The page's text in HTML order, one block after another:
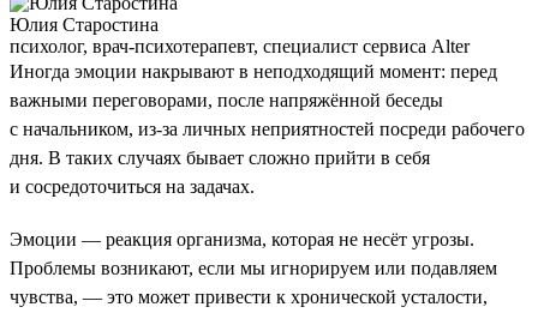
Юлия Старостина
психолог, врач-психотерапевт, специалист сервиса Alter
Иногда эмоции накрывают в неподходящий момент: перед
важными переговорами, после напряжённой беседы
с начальником, из-за личных неприятностей посреди рабочего
дня. В таких случаях бывает сложно прийти в себя
и сосредоточиться на задачах.
Эмоции — реакция организма, которая не несёт угрозы.
Проблемы возникают, если мы игнорируем или подавляем
чувства, — это может привести к хронической усталости,